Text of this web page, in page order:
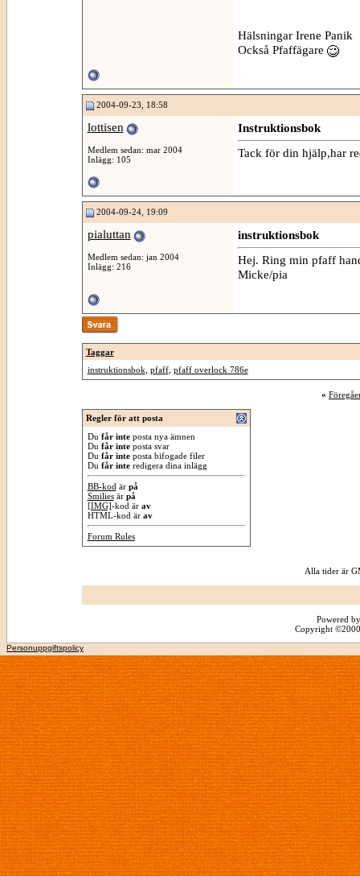
Hälsningar Irene Panik
Också Pfaffägare
2004-09-23, 18:58
lottisen
Medlem sedan: mar 2004
Inlägg: 105
Instruktionsbok
Tack för din hjälp,har
2004-09-24, 19:09
pialuttan
Medlem sedan: jan 2004
Inlägg: 216
instruktionsbok
Hej. Ring min pfaff
Micke/pia
Taggar
instruktionsbok pfaff, pfaff overlock 786e
«
Regler för att posta
Du får inteposta nya ämnen
Du får inteposta svar
Du får inteposta bifogade filer
Du får interedigera dina inlägg
BB-kod är på
Smiliesär på
[IMG]-kod är av
HTML-kod är av
Forum Rules
Alla tider är
Powered
Copyright
Personuppgiftspolicy